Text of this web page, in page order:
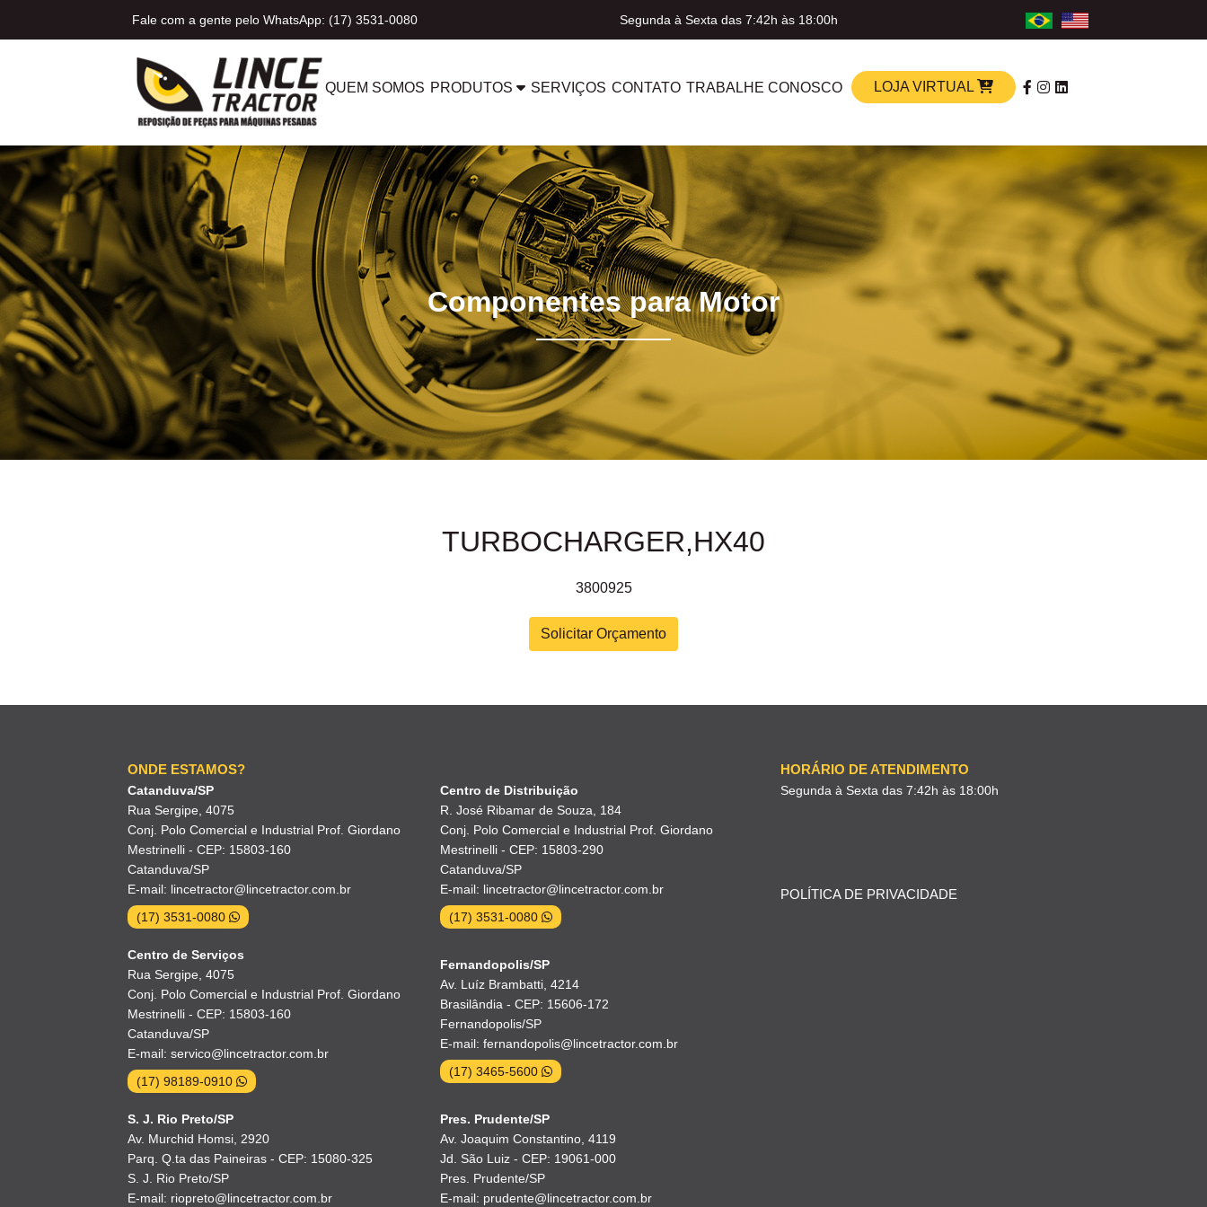
Fale com a gente pelo WhatsApp: (17) 3531-0080 Segunda à Sexta das 7:42h às 18:00h
QUEM SOMOS PRODUTOS SERVIÇOS CONTATO TRABALHE CONOSCO LOJA VIRTUAL
Componentes para Motor
TURBOCHARGER,HX40
3800925
Solicitar Orçamento
ONDE ESTAMOS?
Catanduva/SP
Rua Sergipe, 4075
Conj. Polo Comercial e Industrial Prof. Giordano
Mestrinelli - CEP: 15803-160
Catanduva/SP
E-mail: lincetractor@lincetractor.com.br
(17) 3531-0080
Centro de Distribuição
R. José Ribamar de Souza, 184
Conj. Polo Comercial e Industrial Prof. Giordano
Mestrinelli - CEP: 15803-290
Catanduva/SP
E-mail: lincetractor@lincetractor.com.br
(17) 3531-0080
Centro de Serviços
Rua Sergipe, 4075
Conj. Polo Comercial e Industrial Prof. Giordano
Mestrinelli - CEP: 15803-160
Catanduva/SP
E-mail: servico@lincetractor.com.br
(17) 98189-0910
Fernandopolis/SP
Av. Luíz Brambatti, 4214
Brasilândia - CEP: 15606-172
Fernandopolis/SP
E-mail: fernandopolis@lincetractor.com.br
(17) 3465-5600
S. J. Rio Preto/SP
Av. Murchid Homsi, 2920
Parq. Q.ta das Paineiras - CEP: 15080-325
S. J. Rio Preto/SP
E-mail: riopreto@lincetractor.com.br
Pres. Prudente/SP
Av. Joaquim Constantino, 4119
Jd. São Luiz - CEP: 19061-000
Pres. Prudente/SP
E-mail: prudente@lincetractor.com.br
HORÁRIO DE ATENDIMENTO
Segunda à Sexta das 7:42h às 18:00h
POLÍTICA DE PRIVACIDADE